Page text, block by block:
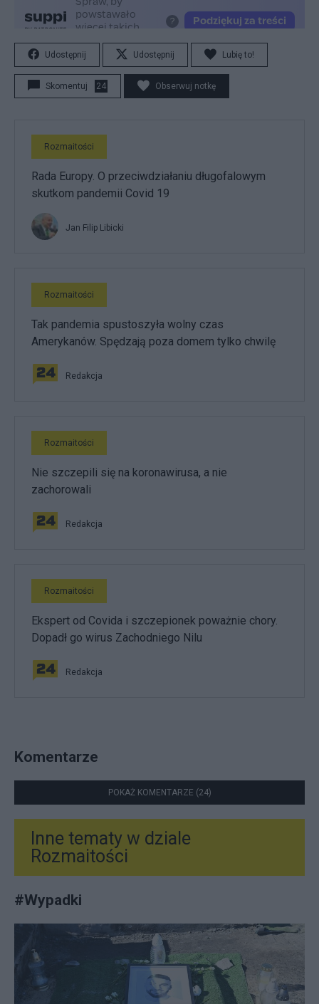
Udostępnij Udostępnij Lubię to!
Skomentuj 24 Obserwuj notkę
Rozmaitości
Rada Europy. O przeciwdziałaniu długofalowym
skutkom pandemii Covid 19
Jan Filip Libicki
Rozmaitości
Tak pandemia spustoszyła wolny czas
Amerykanów. Spędzają poza domem tylko chwilę
Redakcja
Rozmaitości
Nie szczepili się na koronawirusa, a nie
zachorowali
Redakcja
Rozmaitości
Ekspert od Covida i szczepionek poważnie chory.
Dopadł go wirus Zachodniego Nilu
Redakcja
Komentarze
POKAŻ KOMENTARZE (24)
Inne tematy w dziale
Rozmaitości
#Wypadki